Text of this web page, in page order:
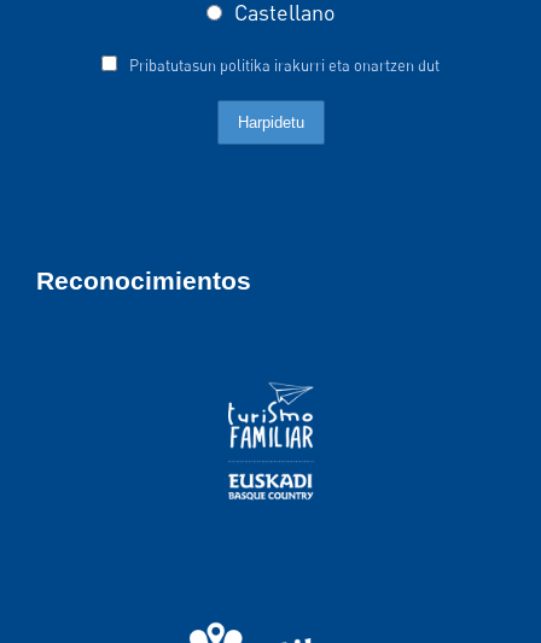
Castellano
Pribatutasun politika irakurri eta onartzen dut
Reconocimientos